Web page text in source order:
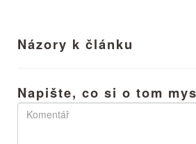
Názory k článku
Napište, co si o tom